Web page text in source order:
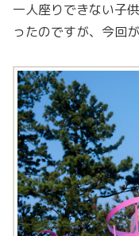
一人座りできない子
ったのですが、今回